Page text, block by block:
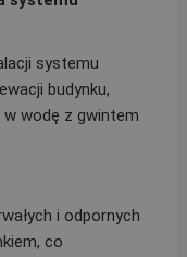
systemu
budynku,
w wodę z gwintem
i odpornych
co